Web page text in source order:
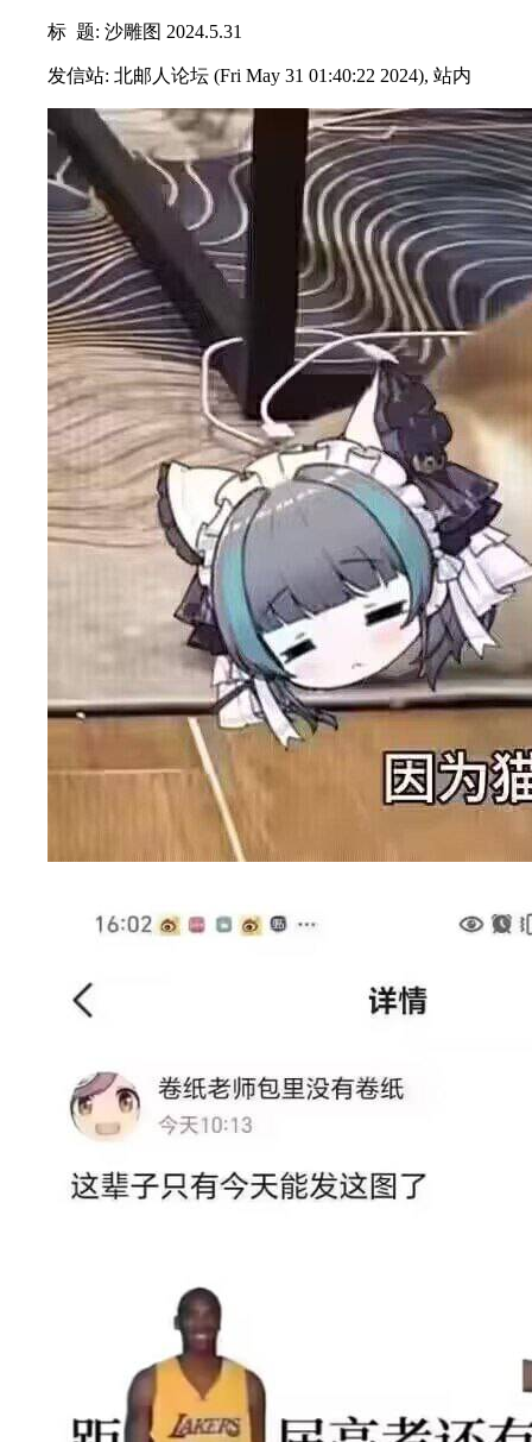
标 题: 沙雕图 2024.5.31
发信站: 北邮人论坛 (Fri May 31 01:40:22 2024), 站内